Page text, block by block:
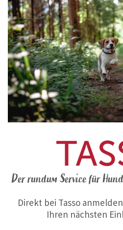
Der rundum Service für
Direkt bei Tasso
Ihren nächsten